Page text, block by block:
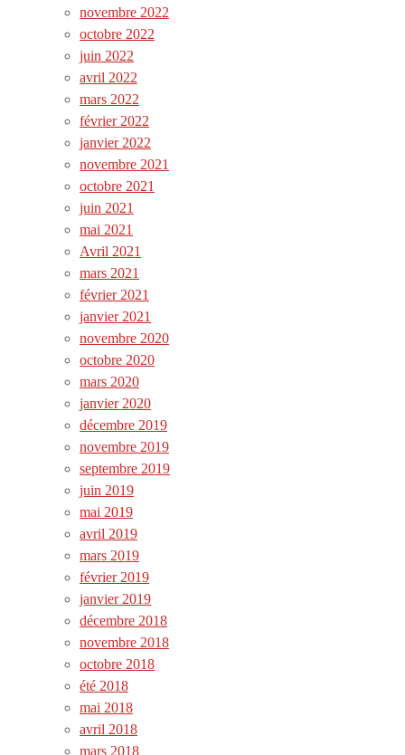
novembre 2022
octobre 2022
juin 2022
avril 2022
mars 2022
février 2022
janvier 2022
novembre 2021
octobre 2021
juin 2021
mai 2021
Avril 2021
mars 2021
février 2021
janvier 2021
novembre 2020
octobre 2020
mars 2020
janvier 2020
décembre 2019
novembre 2019
septembre 2019
juin 2019
mai 2019
avril 2019
mars 2019
février 2019
janvier 2019
décembre 2018
novembre 2018
octobre 2018
été 2018
mai 2018
avril 2018
mars 2018